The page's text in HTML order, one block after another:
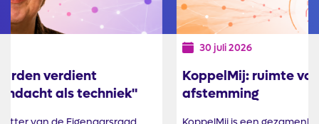
KoppelMij: ruimte voor bestuurlijke
afstemming